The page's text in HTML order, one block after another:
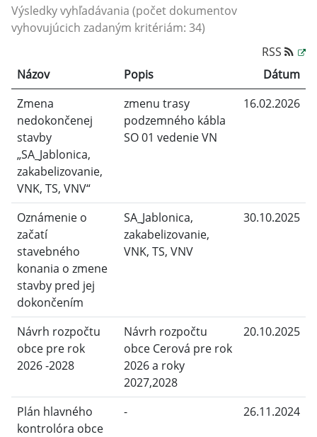
Výsledky vyhľadávania (počet dokumentov
vyhovujúcich zadaným kritériám: 34)
RSS
Názov
Popis
Dátum
Zmena
nedokončenej
stavby
„SA_Jablonica,
zakabelizovanie,
VNK, TS, VNV“
zmenu trasy
podzemného kábla
SO 01 vedenie VN
16.02.2026
Oznámenie o
začatí
stavebného
konania o zmene
stavby pred jej
dokončením
SA_Jablonica,
zakabelizovanie,
VNK, TS, VNV
30.10.2025
Návrh rozpočtu
obce pre rok
2026 -2028
Návrh rozpočtu
obce Cerová pre rok
2026 a roky
2027,2028
20.10.2025
Plán hlavného
kontrolóra obce
- 26.11.2024